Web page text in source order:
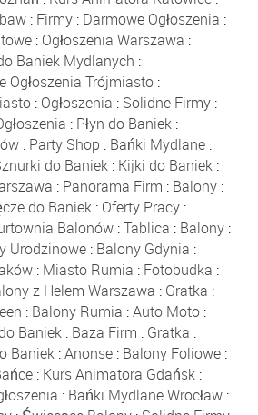
: Firmy : Darmowe Ogłoszenia :
: Ogłoszenia Warszawa :
Baniek Mydlanych :
Ogłoszenia Trójmiasto :
: Ogłoszenia : Solidne Firmy :
: Płyn do Baniek:
: Party Shop : Bańki Mydlane :
do Baniek : Kijki do Baniek :
: Panorama Firm : Balony :
do Baniek: Oferty Pracy:
Balonów:Tablica : Balony:
Urodzinowe: Balony Gdynia :
: Miasto Rumia : Fotobudka :
z Helem Warszawa : Gratka :
: Balony Rumia :Auto Moto :
Baniek : Baza Firm : Gratka :
Baniek :Anonse : Balony Foliowe :
: Kurs Animatora Gdańsk :
: Bańki Mydlane Wrocław: